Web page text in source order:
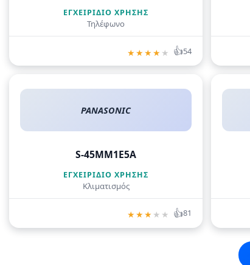
ΕΓΧΕΙΡΊΔΙΟ ΧΡΉΣΗΣ
Τηλέφωνο
★★★★ ★ 👍54
PANASONIC
S-45MM1E5A
ΕΓΧΕΙΡΊΔΙΟ ΧΡΉΣΗΣ
Κλιματισμός
★★★ ★ ★ 👍81